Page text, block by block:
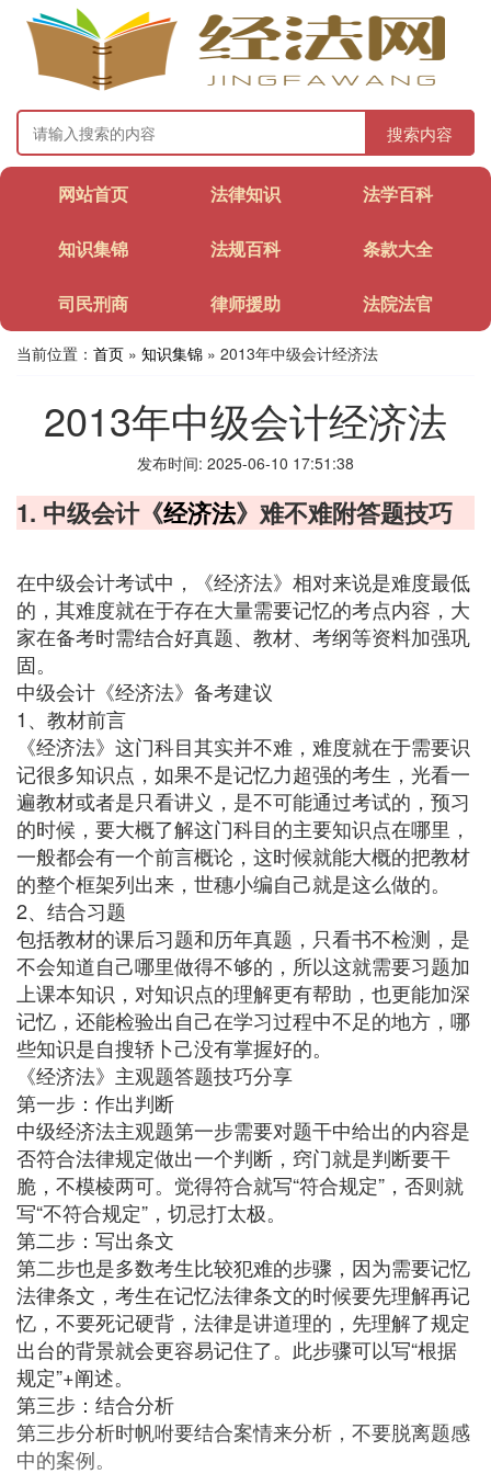
搜索内容
网站首页 法律知识 法学百科
知识集锦 法规百科 条款大全
司民刑商 律师援助 法院法官
当前位置： 首页 » 知识集锦 » 2013年中级会计经济法
2013年中级会计经济法
发布时间: 2025-06-10 17:51:38
1. 中级会计《经济法》难不难附答题技巧
在中级会计考试中，《经济法》相对来说是难度最低
的，其难度就在于存在大量需要记忆的考点内容，大
家在备考时需结合好真题、教材、考纲等资料加强巩
固。
中级会计《经济法》备考建议
1、教材前言
《经济法》这门科目其实并不难，难度就在于需要识
记很多知识点，如果不是记忆力超强的考生，光看一
遍教材或者是只看讲义，是不可能通过考试的，预习
的时候，要大概了解这门科目的主要知识点在哪里，
一般都会有一个前言概论，这时候就能大概的把教材
的整个框架列出来，世穗小编自己就是这么做的。
2、结合习题
包括教材的课后习题和历年真题，只看书不检测，是
不会知道自己哪里做得不够的，所以这就需要习题加
上课本知识，对知识点的理解更有帮助，也更能加深
记忆，还能检验出自己在学习过程中不足的地方，哪
些知识是自搜轿卜己没有掌握好的。
《经济法》主观题答题技巧分享
第一步：作出判断
中级经济法主观题第一步需要对题干中给出的内容是
否符合法律规定做出一个判断，窍门就是判断要干
脆，不模棱两可。觉得符合就写“符合规定”，否则就
写“不符合规定”，切忌打太极。
第二步：写出条文
第二步也是多数考生比较犯难的步骤，因为需要记忆
法律条文，考生在记忆法律条文的时候要先理解再记
忆，不要死记硬背，法律是讲道理的，先理解了规定
出台的背景就会更容易记住了。此步骤可以写“根据
规定”+阐述。
第三步：结合分析
第三步分析时帆咐要结合案情来分析，不要脱离题感
中的案例。